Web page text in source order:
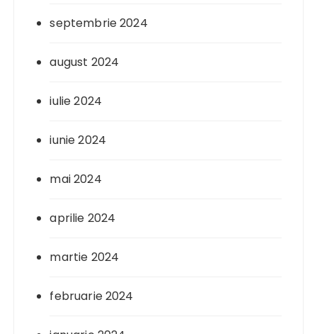
septembrie 2024
august 2024
iulie 2024
iunie 2024
mai 2024
aprilie 2024
martie 2024
februarie 2024